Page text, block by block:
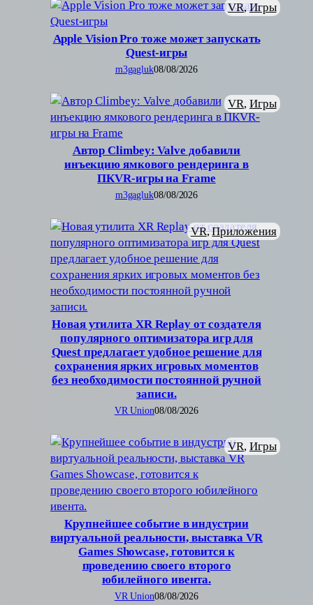
Apple Vision Pro тоже может запускать
Quest-игры
VR, Игры
m3gagluk08/08/2026
Автор Climbey: Valve добавили
инъекцию ямкового рендеринга в
ПКVR-игры на Frame
VR, Игры
m3gagluk08/08/2026
Новая утилита XR Replay от создателя
популярного оптимизатора игр для
Quest предлагает удобное решение для
сохранения ярких игровых моментов
без необходимости постоянной ручной
записи.
VR, Приложения
VR Union08/08/2026
Крупнейшее событие в индустрии
виртуальной реальности, выставка VR
Games Showcase, готовится к
проведению своего второго
юбилейного ивента.
VR, Игры
VR Union08/08/2026